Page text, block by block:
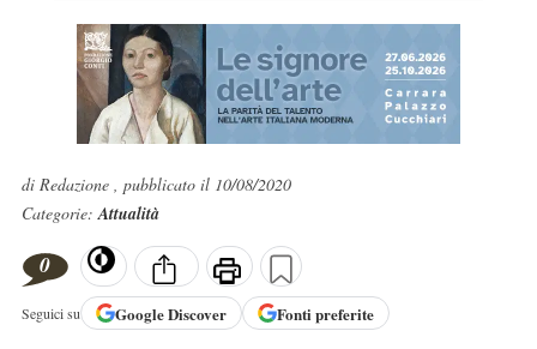
di Redazione , pubblicato il 10/08/2020
Categorie:Attualità
0
Seguici su GoogleDiscover Fonti preferite